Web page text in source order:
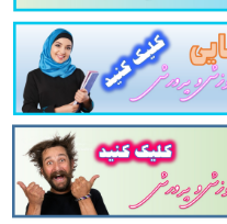
ومواد 688 الی 696
دستگاه های
استخدامی را برای